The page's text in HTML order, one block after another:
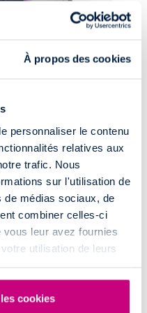
À propos des cookies
personnaliser le contenu
relatives aux
trafic. Nous
sur l'utilisation de
de médias sociaux, de
combiner celles-ci
leur avez fournies
utilisation de leurs
cookies
permis à
simple
Gerland ,
depuisNevers, roulez via
de Lyon Gerland, remontez
avant de tourner sur votre
louer un camion à Lyon
Lyon Gerland, découvrez